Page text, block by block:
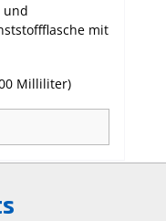
und
mit
Milliliter)